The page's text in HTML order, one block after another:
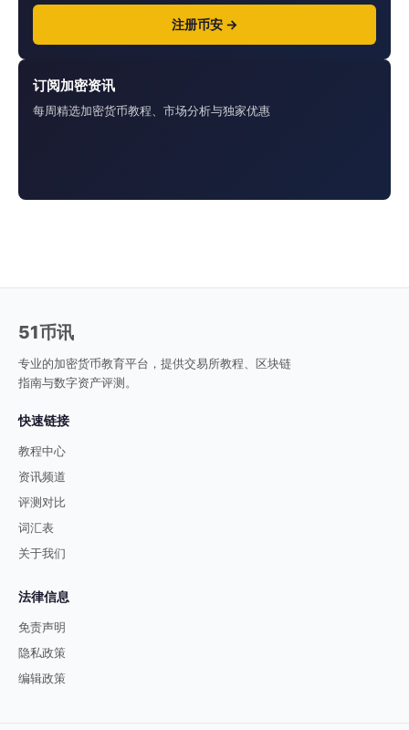
注册币安 →
订阅加密资讯
每周精选加密货币教程、市场分析与独家优惠
51币讯
专业的加密货币教育平台，提供交易所教程、区块链
指南与数字资产评测。
快速链接
教程中心
资讯频道
评测对比
词汇表
关于我们
法律信息
免责声明
隐私政策
编辑政策